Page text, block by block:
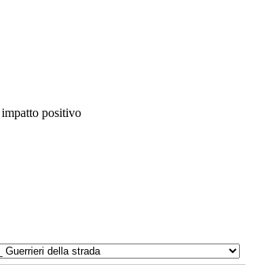
impatto positivo